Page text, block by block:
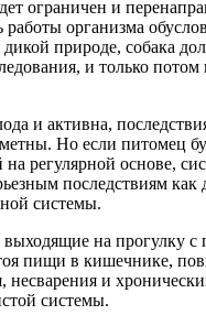
ограничен и
работы организма
природе, собака
и только потом
и активна,
Но если питомец
на регулярной основе,
последствиям как
системы.
на прогулку
пищи в кишечнике,
несварения и
системы.